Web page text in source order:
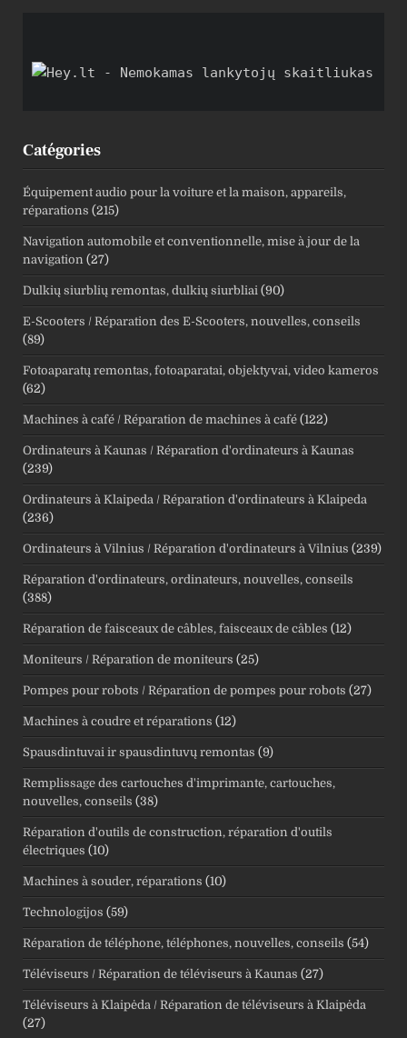
Catégories
Équipement audio pour la voiture et la maison, appareils,
réparations (215)
Navigation automobile et conventionnelle, mise à jour de la
navigation (27)
Dulkių siurblių remontas, dulkių siurbliai (90)
E-Scooters / Réparation des E-Scooters, nouvelles, conseils
(89)
Fotoaparatų remontas, fotoaparatai, objektyvai, video kameros
(62)
Machines à café / Réparation de machines à café (122)
Ordinateurs à Kaunas / Réparation d'ordinateurs à Kaunas
(239)
Ordinateurs à Klaipeda / Réparation d'ordinateurs à Klaipeda
(236)
Ordinateurs à Vilnius / Réparation d'ordinateurs à Vilnius (239)
Réparation d'ordinateurs, ordinateurs, nouvelles, conseils
(388)
Réparation de faisceaux de câbles, faisceaux de câbles (12)
Moniteurs / Réparation de moniteurs (25)
Pompes pour robots / Réparation de pompes pour robots (27)
Machines à coudre et réparations (12)
Spausdintuvai ir spausdintuvų remontas (9)
Remplissage des cartouches d'imprimante, cartouches,
nouvelles, conseils (38)
Réparation d'outils de construction, réparation d'outils
électriques (10)
Machines à souder, réparations (10)
Technologijos (59)
Réparation de téléphone, téléphones, nouvelles, conseils (54)
Téléviseurs / Réparation de téléviseurs à Kaunas (27)
Téléviseurs à Klaipėda / Réparation de téléviseurs à Klaipėda
(27)